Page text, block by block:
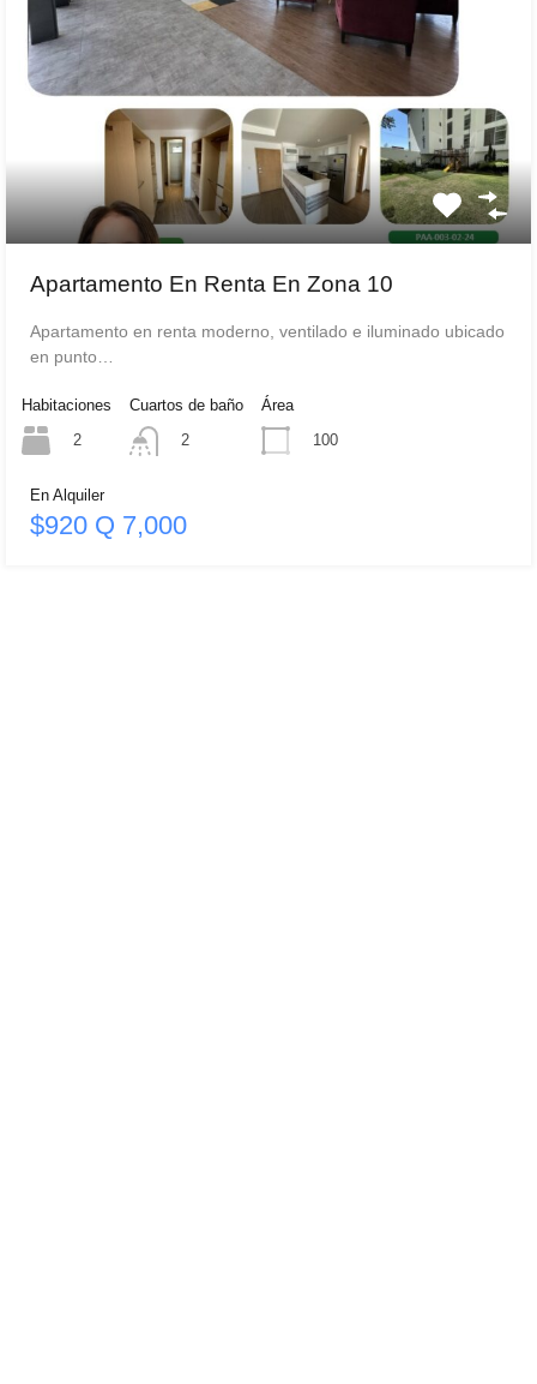
Apartamento En Renta En Zona 10
Apartamento en renta moderno, ventilado e iluminado ubicado
en punto…
Habitaciones
2
Cuartos de baño
2
Área
100
En Alquiler
$920 Q 7,000